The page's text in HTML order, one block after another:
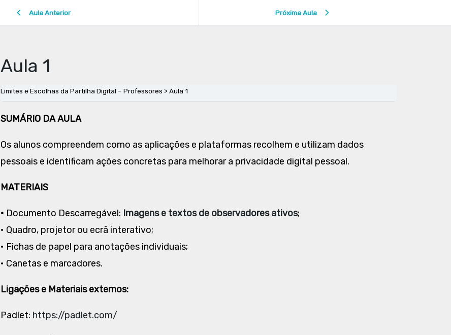
Aula Anterior Próxima Aula
Aula 1
Limites e Escolhas da Partilha Digital – Professores Aula 1
SUMÁRIO DA AULA
Os alunos compreendem como as aplicações e plataformas recolhem e utilizam dados
pessoais e identificam ações concretas para melhorar a privacidade digital pessoal.
MATERIAIS
• Documento Descarregável: Imagens e textos de observadores ativos;
• Quadro, projetor ou ecrã interativo;
• Fichas de papel para anotações individuais;
• Canetas e marcadores.
Ligações e Materiais externos:
Padlet: https://padlet.com/